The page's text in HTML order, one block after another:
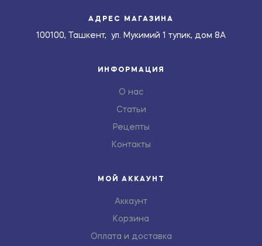
АДРЕС МАГАЗИНА
100100, Ташкент, ул. Мукимий 1 тупик, дом 8А
ИНФОРМАЦИЯ
О нас
Статьи
Рецепты
Контакты
МОЙ АККАУНТ
Аккаунт
Корзина
Оплата и доставка